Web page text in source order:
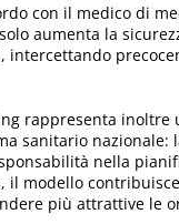
con il medico di
aumenta la
intercettando
rappresenta
sanitario
nella
il modello
più attrattive le